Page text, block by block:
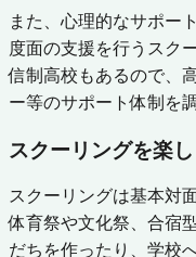
また、心理的なサポー
度面の支援を行うスク
信制高校もあるので、
ー等のサポート体制を
スクーリングを楽
スクーリングは基本対
体育祭や文化祭、合宿
だちを作ったり、学校